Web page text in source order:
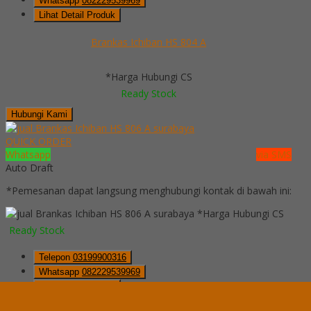
Lihat Detail Produk
Brankas Ichiban HS 804 A
*Harga Hubungi CS
Ready Stock
Hubungi Kami
QUICK ORDER
Whatsapp
via SMS
Auto Draft
*Pemesanan dapat langsung menghubungi kontak di bawah ini:
*Harga Hubungi CS
Ready Stock
Telepon 03199900316
Whatsapp 082229539969